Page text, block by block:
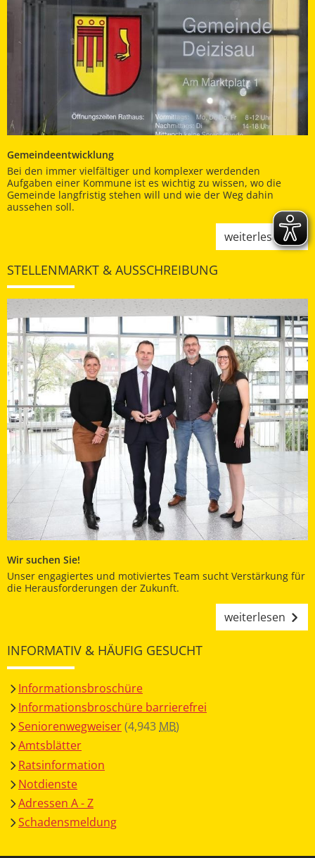
Gemeindeentwicklung
Bei den immer vielfältiger und komplexer werdenden
Aufgaben einer Kommune ist es wichtig zu wissen, wo die
Gemeinde langfristig stehen will und wie der Weg dahin
aussehen soll.
weiterlesen
STELLENMARKT & AUSSCHREIBUNG
Wir suchen Sie!
Unser engagiertes und motiviertes Team sucht Verstärkung für
die Herausforderungen der Zukunft.
weiterlesen
INFORMATIV & HÄUFIG GESUCHT
Informationsbroschüre
Informationsbroschüre barrierefrei
Seniorenwegweiser(4,943 MB)
Amtsblätter
Ratsinformation
Notdienste
Adressen A - Z
Schadensmeldung